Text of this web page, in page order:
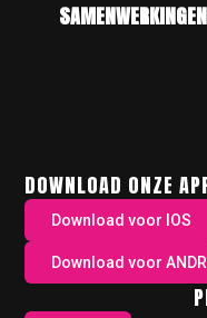
DOWNLOAD ONZE
Download voor IOS
Download voor